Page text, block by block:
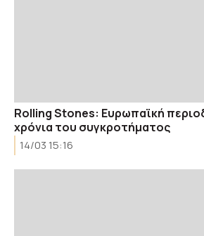
Rolling Stones: Ευρωπαϊκή
χρόνια του συγκροτήματος
14/03 15:16